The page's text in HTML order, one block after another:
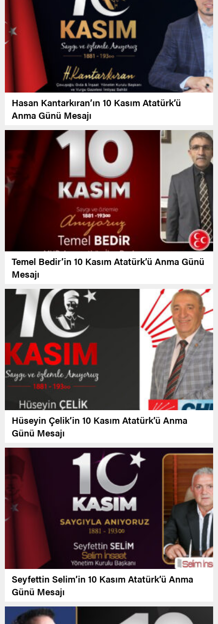
Hasan Kantarkıran’ın 10 Kasım Atatürk’ü
Anma Günü Mesajı
Temel Bedir’in 10 Kasım Atatürk’ü Anma Günü
Mesajı
Hüseyin Çelik’in 10 Kasım Atatürk’ü Anma
Günü Mesajı
Seyfettin Selim’in 10 Kasım Atatürk’ü Anma
Günü Mesajı